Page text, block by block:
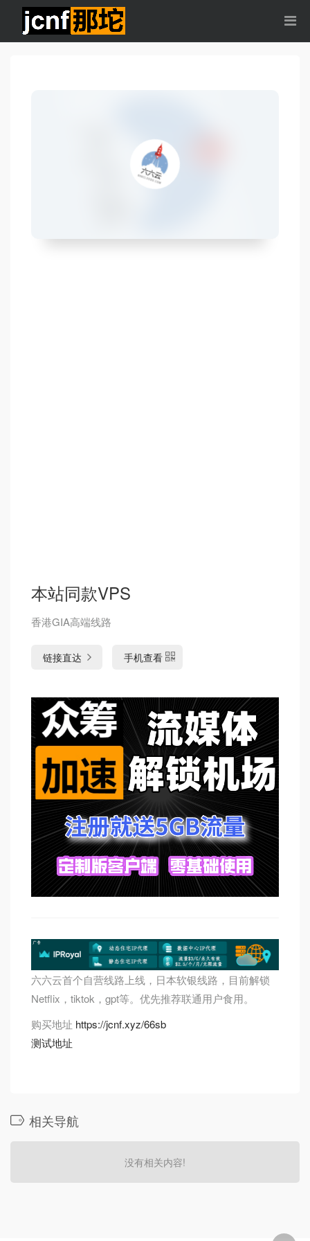
本站同款VPS
香港GIA高端线路
链接直达 手机查看
六六云首个自营线路上线，日本软银线路，目前解锁
Netflix，tiktok，gpt等。优先推荐联通用户食用。
购买地址 https://jcnf.xyz/66sb
测试地址
相关导航
没有相关内容!